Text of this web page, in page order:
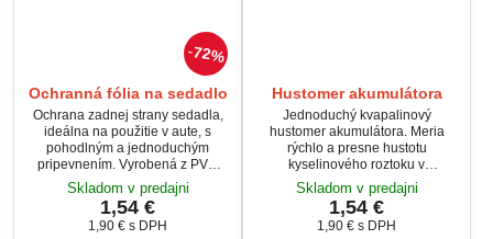
72%
Ochranná fólia na sedadlo
Ochrana zadnej strany sedadla,
ideálna na použitie v aute, s
pohodlným a jednoduchým
pripevnením. Vyrobená z PVC
materiálu v transparentnej farbe s
čiernym olemovaním. Chráni
sedadlo pred poškriabaním a
nečistotami.
Skladom v predajni
1,54 €
1,90 € s DPH
Hustomer akumulátora
Jednoduchý kvapalinový
hustomer akumulátora. Meria
rýchlo a presne hustotu
kyselinového roztoku v
autobatérii.Dlhšie prevedenie je
vhodné pre presnejšie meranie a
jednoduchšie odčítanie
nameraných hodnôt.
Skladom v predajni
1,54 €
1,90 € s DPH